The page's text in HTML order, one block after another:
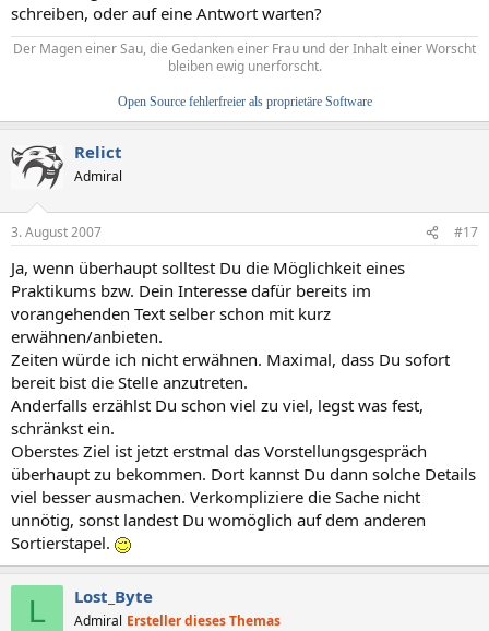
schreiben, oder auf eine Antwort warten?
Der Magen einer Sau, die Gedanken einer Frau und der Inhalt einer Worscht
bleiben ewig unerforscht.
Open Source fehlerfreier als proprietäre Software
Relict
Admiral
3. August 2007 #17
Ja, wenn überhaupt solltest Du die Möglichkeit eines
Praktikums bzw. Dein Interesse dafür bereits im
vorangehenden Text selber schon mit kurz
erwähnen/anbieten.
Zeiten würde ich nicht erwähnen. Maximal, dass Du sofort
bereit bist die Stelle anzutreten.
Anderfalls erzählst Du schon viel zu viel, legst was fest,
schränkst ein.
Oberstes Ziel ist jetzt erstmal das Vorstellungsgespräch
überhaupt zu bekommen. Dort kannst Du dann solche Details
viel besser ausmachen. Verkompliziere die Sache nicht
unnötig, sonst landest Du womöglich auf dem anderen
Sortierstapel.
L Lost_Byte
Admiral Ersteller dieses Themas